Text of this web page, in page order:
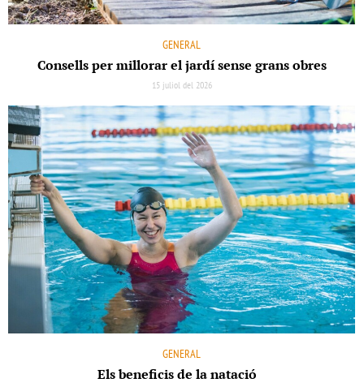
GENERAL
Consells per millorar el jardí sense grans obres
15 juliol del 2026
GENERAL
Els beneﬁcis de la natació